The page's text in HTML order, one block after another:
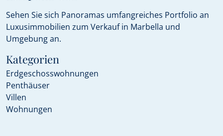
Sehen Sie sich Panoramas umfangreiches Portfolio an
Luxusimmobilien zum Verkauf in Marbella und
Umgebung an.
Kategorien
Erdgeschosswohnungen
Penthäuser
Villen
Wohnungen